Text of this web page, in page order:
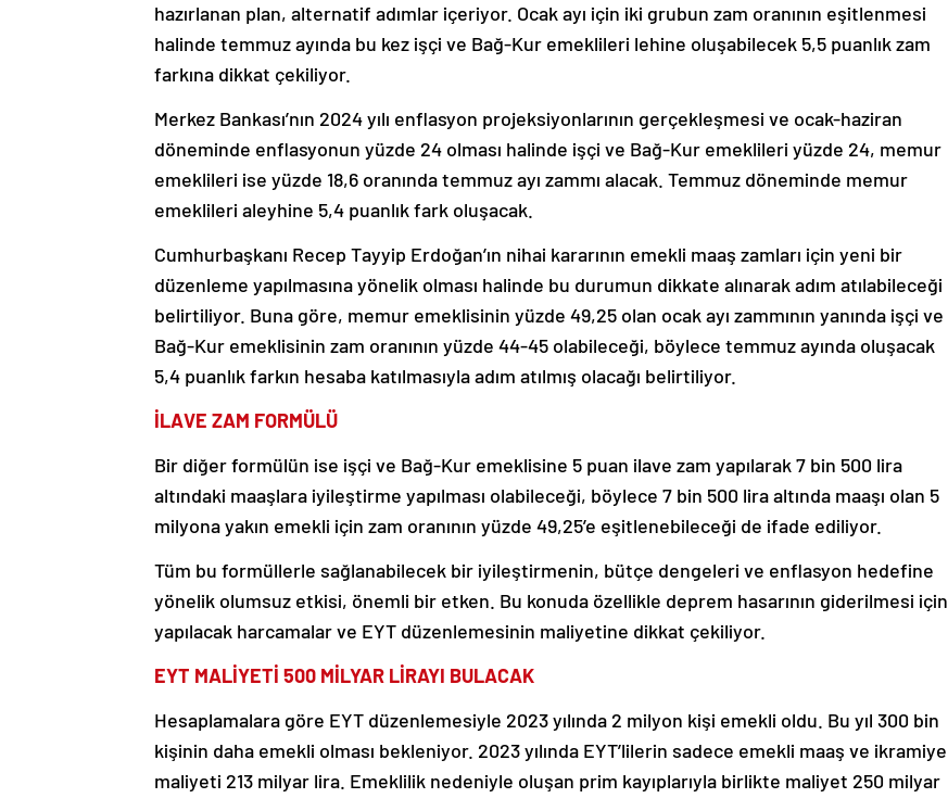
hazırlanan plan, alternatif adımlar içeriyor. Ocak ayı için iki grubun zam oranının eşitlenmesi
halinde temmuz ayında bu kez işçi ve Bağ-Kur emeklileri lehine oluşabilecek 5,5 puanlık zam
farkına dikkat çekiliyor.
Merkez Bankası’nın 2024 yılı enflasyon projeksiyonlarının gerçekleşmesi ve ocak-haziran
döneminde enflasyonun yüzde 24 olması halinde işçi ve Bağ-Kur emeklileri yüzde 24, memur
emeklileri ise yüzde 18,6 oranında temmuz ayı zammı alacak. Temmuz döneminde memur
emeklileri aleyhine 5,4 puanlık fark oluşacak.
Cumhurbaşkanı Recep Tayyip Erdoğan’ın nihai kararının emekli maaş zamları için yeni bir
düzenleme yapılmasına yönelik olması halinde bu durumun dikkate alınarak adım atılabileceği
belirtiliyor. Buna göre, memur emeklisinin yüzde 49,25 olan ocak ayı zammının yanında işçi ve
Bağ-Kur emeklisinin zam oranının yüzde 44-45 olabileceği, böylece temmuz ayında oluşacak
5,4 puanlık farkın hesaba katılmasıyla adım atılmış olacağı belirtiliyor.
İLAVE ZAM FORMÜLÜ
Bir diğer formülün ise işçi ve Bağ-Kur emeklisine 5 puan ilave zam yapılarak 7 bin 500 lira
altındaki maaşlara iyileştirme yapılması olabileceği, böylece 7 bin 500 lira altında maaşı olan 5
milyona yakın emekli için zam oranının yüzde 49,25’e eşitlenebileceği de ifade ediliyor.
Tüm bu formüllerle sağlanabilecek bir iyileştirmenin, bütçe dengeleri ve enflasyon hedefine
yönelik olumsuz etkisi, önemli bir etken. Bu konuda özellikle deprem hasarının giderilmesi için
yapılacak harcamalar ve EYT düzenlemesinin maliyetine dikkat çekiliyor.
EYT MALİYETİ 500 MİLYAR LİRAYI BULACAK
Hesaplamalara göre EYT düzenlemesiyle 2023 yılında 2 milyon kişi emekli oldu. Bu yıl 300 bin
kişinin daha emekli olması bekleniyor. 2023 yılında EYT’lilerin sadece emekli maaş ve ikramiye
maliyeti 213 milyar lira. Emeklilik nedeniyle oluşan prim kayıplarıyla birlikte maliyet 250 milyar